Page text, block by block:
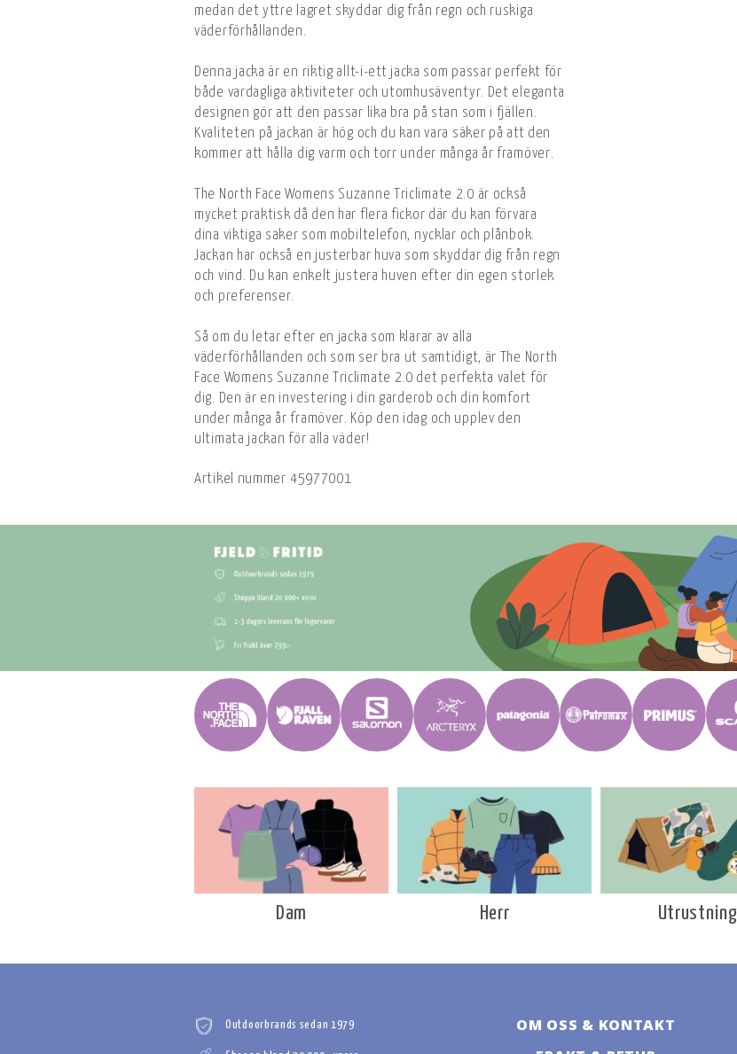
medan det yttre lagret skyddar dig från regn och ruskiga
väderförhållanden.
Denna jacka är en riktig allt-i-ett jacka som passar perfekt för
både vardagliga aktiviteter och utomhusäventyr. Det eleganta
designen gör att den passar lika bra på stan som i fjällen.
Kvaliteten på jackan är hög och du kan vara säker på att den
kommer att hålla dig varm och torr under många år framöver.
The North Face Womens Suzanne Triclimate 2.0 är också
mycket praktisk då den har flera fickor där du kan förvara
dina viktiga saker som mobiltelefon, nycklar och plånbok.
Jackan har också en justerbar huva som skyddar dig från regn
och vind. Du kan enkelt justera huven efter din egen storlek
och preferenser.
Så om du letar efter en jacka som klarar av alla
väderförhållanden och som ser bra ut samtidigt, är The North
Face Womens Suzanne Triclimate 2.0 det perfekta valet för
dig. Den är en investering i din garderob och din komfort
under många år framöver. Köp den idag och upplev den
ultimata jackan för alla väder!
Artikel nummer 45977001
Dam Herr Utrustning
Outdoorbrands sedan 1979
OM OSS & KONTAKT